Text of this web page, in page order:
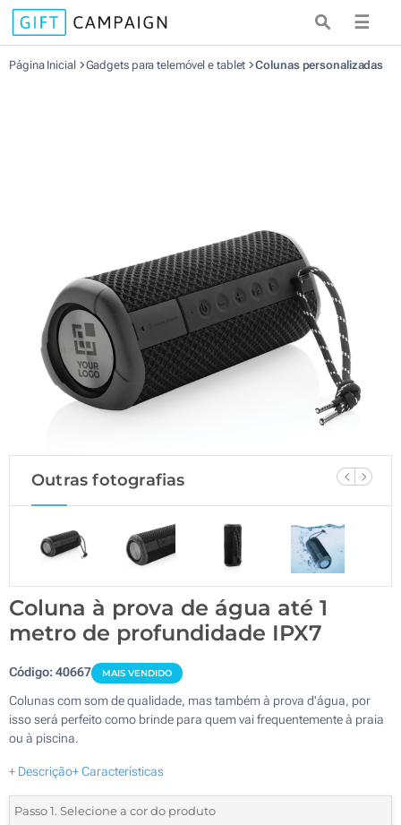
☰
Página Inicial Gadgets para telemóvel e tablet Colunas personalizadas
Outras fotografias
Coluna à prova de água até 1
metro de profundidade IPX7
Código:40667 MAIS VENDIDO
Colunas com som de qualidade, mas também à prova d'água, por
isso será perfeito como brinde para quem vai frequentemente à praia
ou à piscina.
+ Descrição+ Características
Passo 1. Selecione a cor do produto